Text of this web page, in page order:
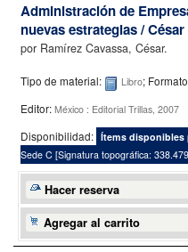
Administración de
nuevas estrategias /
por Ramírez Cavassa, César.
Tipo de material: Libro;
Editor: México : Editorial Trillas, 2007
Disponibilidad: Ítems
Sede C [Signatura topográfica:
Hacer reserva
Agregar al carrito